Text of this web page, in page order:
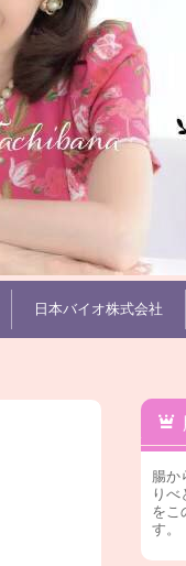
日本バイオ株式会社
腸か
りべ
をこ
す。